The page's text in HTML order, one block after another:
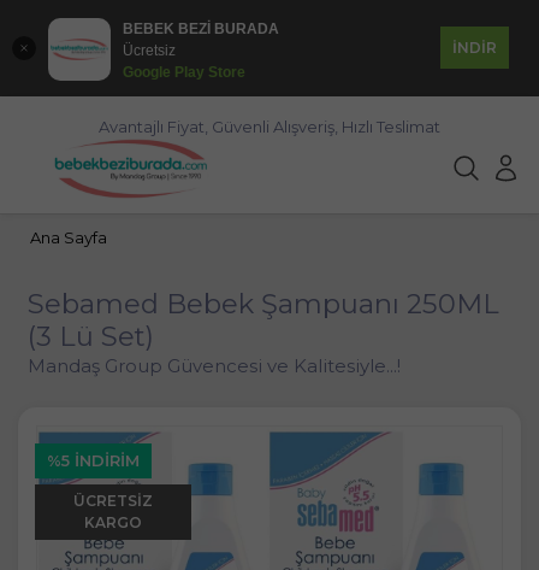
BEBEK BEZİ BURADA
Ücretsiz
Google Play Store
İNDİR
Avantajlı Fiyat, Güvenli Alışveriş, Hızlı Teslimat
Ana Sayfa
Sebamed Bebek Şampuanı 250ML
(3 Lü Set)
Mandaş Group Güvencesi ve Kalitesiyle...!
%5 İNDIRIM
ÜCRETSIZ
KARGO